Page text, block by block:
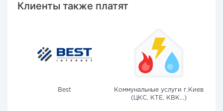
Клиенты также платят
Best
Коммунальные услуги г.Киев
(ЦКС, КТЕ, КВК...)